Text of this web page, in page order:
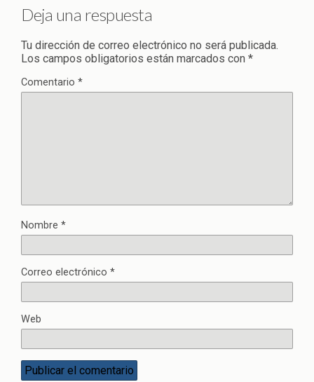
Deja una respuesta
Tu dirección de correo electrónico no será publicada.
Los campos obligatorios están marcados con *
Comentario *
Nombre *
Correo electrónico *
Web